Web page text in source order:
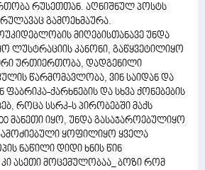
რუსეთთან. აღნიშნულ პოსტს
გამოეხმაურა.
მიღებისთანავე უნდა
ლუსტრაციის კანონი, გაწყვეტილიყო
ურთიერთობა, დადგენილი
წარმომავლობა, ვინ საიდან და
ქარხნების და სხვა ქონებების
როცა სსრკ-ს პირობებში მაქს
მანეთი იყო, უნდა გასაჯაროებულიყო
ყოფილიყო ყველა
ნაწილი დიდი ხნის წინ
ასეთი მოცემულობაა_ ბოზი რომ